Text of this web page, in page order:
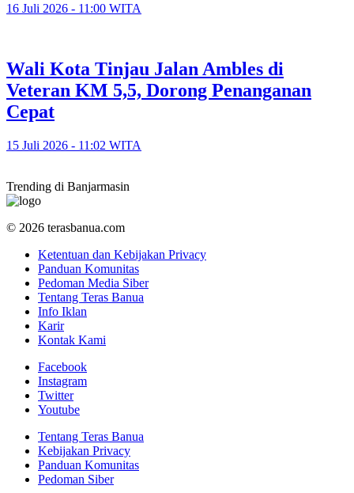
16 Juli 2026 - 11:00 WITA
​Wali Kota Tinjau Jalan Ambles di
Veteran KM 5,5, Dorong Penanganan
Cepat
15 Juli 2026 - 11:02 WITA
Trending di Banjarmasin
© 2026 terasbanua.com
Ketentuan dan Kebijakan Privacy
Panduan Komunitas
Pedoman Media Siber
Tentang Teras Banua
Info Iklan
Karir
Kontak Kami
Facebook
Instagram
Twitter
Youtube
Tentang Teras Banua
Kebijakan Privacy
Panduan Komunitas
Pedoman Siber